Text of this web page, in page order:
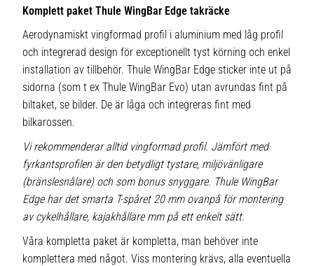
Komplett paket Thule WingBar Edge takräcke
Aerodynamiskt vingformad profil i aluminium med låg profil
och integrerad design för exceptionellt tyst körning och enkel
installation av tillbehör. Thule WingBar Edge sticker inte ut på
sidorna (som t ex Thule WingBar Evo) utan avrundas fint på
biltaket, se bilder. De är låga och integreras fint med
bilkarossen.
Vi rekommenderar alltid vingformad profil. Jämfört med
fyrkantsprofilen är den betydligt tystare, miljövänligare
(bränslesnålare) och som bonus snyggare. Thule WingBar
Edge har det smarta T-spåret 20 mm ovanpå för montering
av cykelhållare, kajakhållare mm på ett enkelt sätt.
Våra kompletta paket är kompletta, man behöver inte
komplettera med något. Viss montering krävs, alla eventuella